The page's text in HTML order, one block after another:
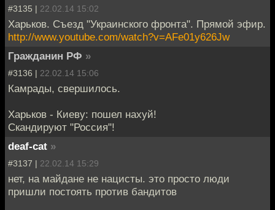
#3135 | 22.02.14 15:02
Харьков. Съезд "Украинского фронта". Прямой эфир.
http://www.youtube.com/watch?v=AFe01y626Jw
Гражданин РФ »
#3136 | 22.02.14 15:06
Камрады, свершилось.
Харьков - Киеву: пошел нахуй!
Скандируют "Россия"!
deaf-cat »
#3137 | 22.02.14 15:29
нет, на майдане не нацисты. это просто люди
пришли постоять против бандитов